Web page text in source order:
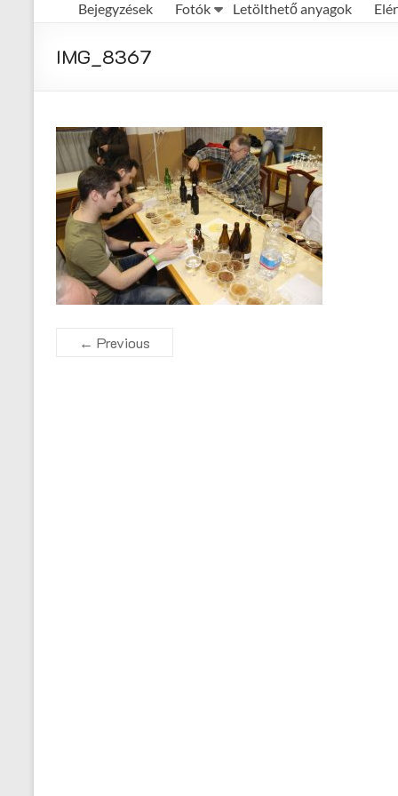
Házisörfőző
Bejegyzések Fotók Letölthető anyagok
IMG_8367
← Previous